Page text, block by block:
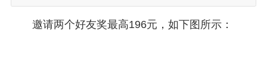
邀请两个好友奖最高196元，如下图所示：